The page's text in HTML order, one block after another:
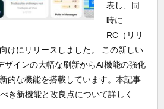
表し、同
時に
RC（リリ
けにリリースしました。 この新しい
ザインの大幅な刷新からAI機能の強化
的な機能を搭載しています。本記事
き新機能と改良点について詳しく...